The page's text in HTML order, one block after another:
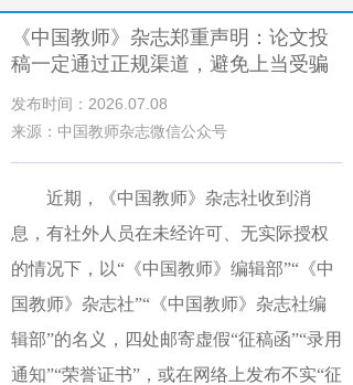
《中国教师》杂志郑重声明：论文投
稿一定通过正规渠道，避免上当受骗
发布时间：2026.07.08
来源：中国教师杂志微信公众号
近期，《中国教师》杂志社收到消
息，有社外人员在未经许可、无实际授权
的情况下，以“《中国教师》编辑部”“《中
国教师》杂志社”“《中国教师》杂志社编
辑部”的名义，四处邮寄虚假“征稿函”“录用
通知”“荣誉证书”，或在网络上发布不实“征